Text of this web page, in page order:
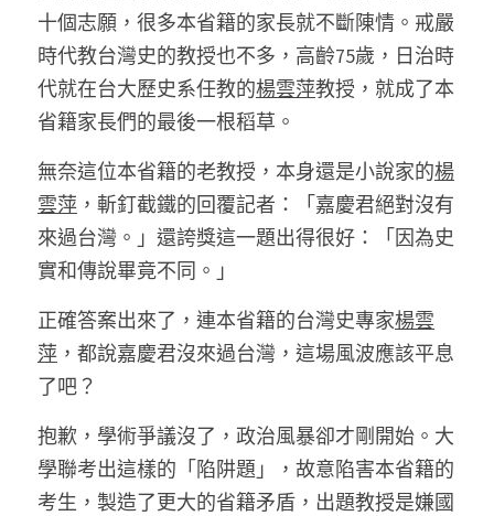
十個志願，很多本省籍的家長就不斷陳情。戒嚴
時代教台灣史的教授也不多，高齡75歲，日治時
代就在台大歷史系任教的楊雲萍教授，就成了本
省籍家長們的最後一根稻草。
無奈這位本省籍的老教授，本身還是小說家的楊
雲萍 ，斬釘截鐵的回覆記者：「嘉慶君絕對沒有
來過台灣。」還誇獎這一題出得很好：「因為史
實和傳說畢竟不同。」
正確答案出來了，連本省籍的台灣史專家楊雲
萍 ，都說嘉慶君沒來過台灣，這場風波應該平息
了吧？
抱歉，學術爭議沒了，政治風暴卻才剛開始。大
學聯考出這樣的「陷阱題」，故意陷害本省籍的
考生，製造了更大的省籍矛盾，出題教授是嫌國